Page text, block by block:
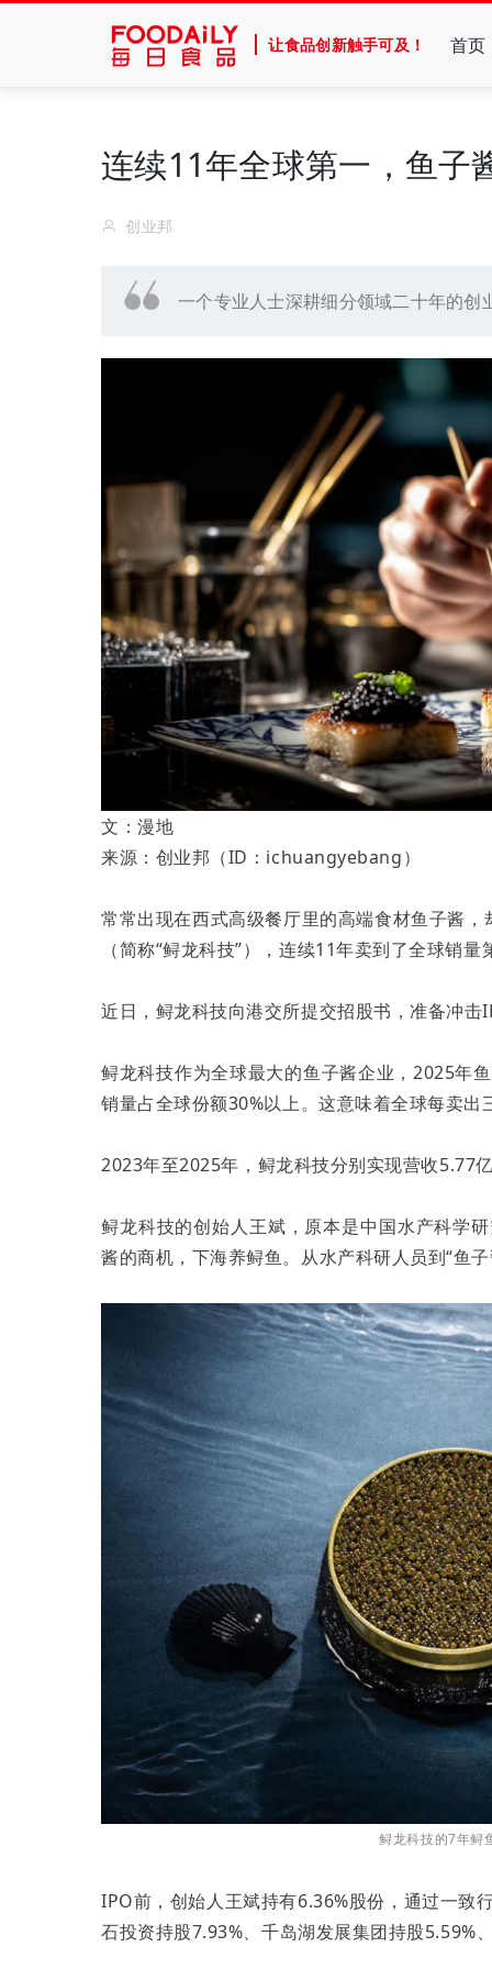
让食品创新触手可及！ 首页
连续11年全球第一，鱼子
创业邦
一个专业人士深耕细分领域二十年的创
文：漫地
来源：创业邦（ID：ichuangyebang）
常常出现在西式高级餐厅里的高端食材鱼子酱
（简称“鲟龙科技”），连续11年卖到了全球销量
近日，鲟龙科技向港交所提交招股书，准备冲
鲟龙科技作为全球最大的鱼子酱企业，2025年
销量占全球份额30%以上。这意味着全球每卖
2023年至2025年，鲟龙科技分别实现营收5.77
鲟龙科技的创始人王斌，原本是中国水产科学
酱的商机，下海养鲟鱼。从水产科研人员到“鱼
鲟龙科技的7年鲟
IPO前，创始人王斌持有6.36%股份，通过一致
石投资持股7.93%、千岛湖发展集团持股5.59%